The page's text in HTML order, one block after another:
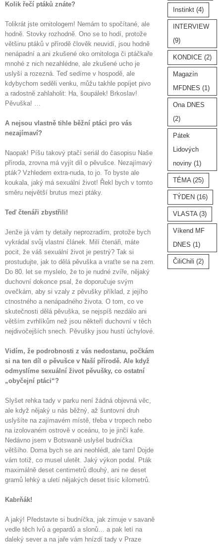
Kolik řečí ptáků znáte?
Tolikrát jste ornitologem! Nemám to spočítané, ale
hodně. Stovky rozhodně. Ono se to hodí, protože
většinu ptáků v přírodě člověk neuvidí, jsou hodně
nenápadní a ani zkušené oko ornitologa či ptáčkaře
mnohé z nich nezahlédne, ale zkušené ucho je
uslyší a rozezná. Teď sedíme v hospodě, ale
kdybychom seděli venku, můžu takhle popíjet pivo
a radostně zahlaholit: Ha, šoupálek! Brkoslav!
Pěvuška! …
A nejsou vlastně tihle běžní ptáci pro vás
nezajímaví?
Naopak! Píšu takový ptačí seriál do časopisu Naše
příroda, zrovna má vyjít díl o pěvušce. Nezajímavý
pták? Vzhledem extra-nuda, to jo. To byste ale
koukala, jaký má sexuální život! Řekl bych v tomto
směru největší brutus mezi ptáky.
Teď čtenáři zbystřili!
Jenže já vám ty detaily neprozradím, protože bych
vykrádal svůj vlastní článek. Milí čtenáři, máte
pocit, že váš sexuální život je pestrý? Tak si
prostudujte, jak to dělá pěvuška a vraťte se na zem.
Do 80. let se myslelo, že to je nudné zvíře, nějaký
duchovní dokonce psal, že doporučuje svým
ovečkám, aby si vzaly z pěvušky příklad, z jejího
ctnostného a nenápadného života. O tom, co ve
skutečnosti dělá pěvuška, se nejspíš nezdálo ani
větším zvrhlíkům než jsou někteří duchovní v těch
nejdivočejších snech. Pěvušky jsou hustí úchylové.
Vidím, že podrobnosti z vás nedostanu, počkám
si na ten díl o pěvušce v Naší přírodě. Ale když
odmyslíme sexuální život pěvušky, co ostatní
„obyčejní ptáci“?
Slyšet rehka tady v parku není žádná objevná věc,
ale když nějaký u nás běžný, až šuntovní druh
uslyšíte na zajímavém místě, třeba v tropech nebo
na izolovaném ostrově v oceánu, to je jinčí kafe.
Nedávno jsem v Botswaně uslyšel budníčka
většího. Doma bych se ani neohlédl, ale tam! Dojde
vám totiž, co musel uletět. Jaký výkon podal. Pták
maximálně deset centimetrů dlouhý, ani ne deset
gramů lehký a uletí nějakých deset tisíc kilometrů.
Kabrňák!
A jaký! Představte si budníčka, jak zimuje v savaně
vedle těch lvů a gepardů a slonů… a pak letí na
daleký sever a na jaře vám hnízdí tady v Praze
Instinkt(4)
INTERVIEW
(9)
KONDICE (2)
Magazín
MFDNES (1)
Ona DNES
(2)
Pátek
Lidových
noviny(1)
TÉMA(25)
TÝDEN (16)
VLASTA(3)
Víkend MF
DNES (1)
ČiliChili (2)